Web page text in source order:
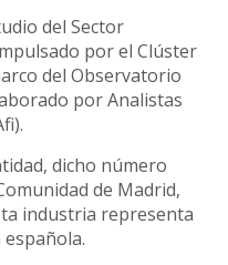
del Sector
por el Clúster
del Observatorio
por Analistas
dicho número
de Madrid,
industria representa